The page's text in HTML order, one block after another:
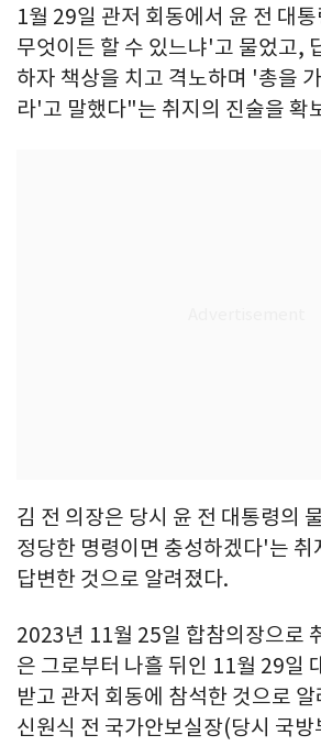
1월 29일 관저 회동에서 윤 전 대
무엇이든 할 수 있느냐'고 물었고,
하자 책상을 치고 격노하며 '총을
라'고 말했다"는 취지의 진술을 확
김 전 의장은 당시 윤 전 대통령의
정당한 명령이면 충성하겠다'는 취
답변한 것으로 알려졌다.
2023년 11월 25일 합참의장으로
은 그로부터 나흘 뒤인 11월 29일
받고 관저 회동에 참석한 것으로
신원식 전 국가안보실장(당시 국방